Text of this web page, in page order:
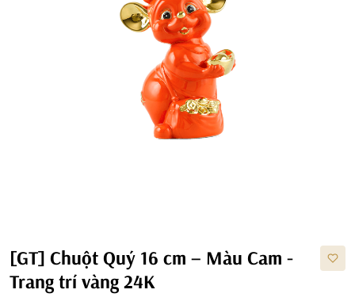
[GT] Chuột Quý 16 cm – Màu Cam -
Trang trí vàng 24K